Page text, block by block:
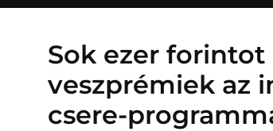
Sok ezer
veszprémiek az
csere-